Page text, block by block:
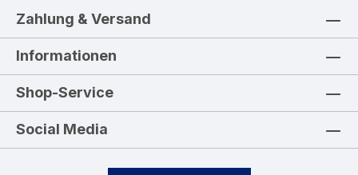
Zahlung & Versand
Informationen
Shop-Service
Social Media